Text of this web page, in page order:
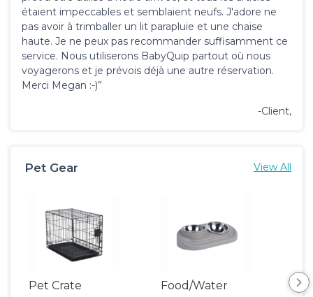
étaient impeccables et semblaient neufs. J'adore ne
pas avoir à trimballer un lit parapluie et une chaise
haute. Je ne peux pas recommander suffisamment ce
service. Nous utiliserons BabyQuip partout où nous
voyagerons et je prévois déjà une autre réservation.
Merci Megan :-)”
-Client,
Pet Gear View All
Pet Crate
Food/Water